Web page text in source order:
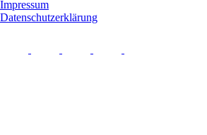
Impressum
Datenschutzerklärung